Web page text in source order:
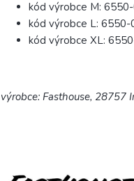
kód výrobce M:
kód výrobce L: 6550-
kód výrobce XL:
výrobce: Fasthouse, 28757